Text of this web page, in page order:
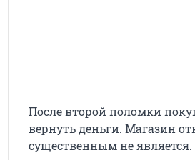
После второй поломки
вернуть деньги. Магазин
существенным не